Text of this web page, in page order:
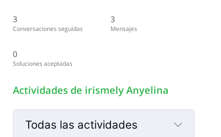
3
Conversaciones seguidas
3
Mensajes
0
Soluciones aceptadas
Actividades de irismely Anyelina
Todas las actividades